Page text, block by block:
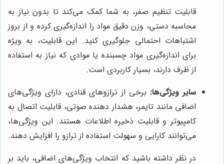
قابلیت تنظیم صفر، به شما کمک می‌کند تا بدون نیاز به
محاسبه دستی، وزن دقیق مواد را اندازه‌گیری کرده و از بروز
اشتباهات احتمالی جلوگیری کنید. این قابلیت، به ویژه
برای اندازه‌گیری مواد چسبنده یا موادی که نیاز به استفاده
از ظرف دارند، بسیار کاربردی است.
سایر ویژگی‌ها: برخی از ترازوهای قنادی، دارای ویژگی‌های
اضافی مانند تایمر، هشدار دهنده صوتی، قابلیت اتصال به
کامپیوتر و قابلیت ذخیره اطلاعات هستند. این ویژگی‌ها،
می‌توانند کارایی و سهولت استفاده از ترازو را افزایش دهند.
در نظر داشته باشید که انتخاب ویژگی‌های اضافی، باید بر